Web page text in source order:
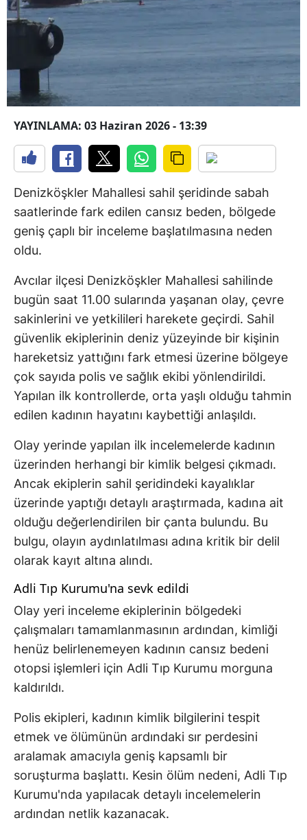
YAYINLAMA: 03 Haziran 2026 - 13:39
Denizköşkler Mahallesi sahil şeridinde sabah
saatlerinde fark edilen cansız beden, bölgede
geniş çaplı bir inceleme başlatılmasına neden
oldu.
Avcılar ilçesi Denizköşkler Mahallesi sahilinde
bugün saat 11.00 sularında yaşanan olay, çevre
sakinlerini ve yetkilileri harekete geçirdi. Sahil
güvenlik ekiplerinin deniz yüzeyinde bir kişinin
hareketsiz yattığını fark etmesi üzerine bölgeye
çok sayıda polis ve sağlık ekibi yönlendirildi.
Yapılan ilk kontrollerde, orta yaşlı olduğu tahmin
edilen kadının hayatını kaybettiği anlaşıldı.
Olay yerinde yapılan ilk incelemelerde kadının
üzerinden herhangi bir kimlik belgesi çıkmadı.
Ancak ekiplerin sahil şeridindeki kayalıklar
üzerinde yaptığı detaylı araştırmada, kadına ait
olduğu değerlendirilen bir çanta bulundu. Bu
bulgu, olayın aydınlatılması adına kritik bir delil
olarak kayıt altına alındı.
Adli Tıp Kurumu'na sevk edildi
Olay yeri inceleme ekiplerinin bölgedeki
çalışmaları tamamlanmasının ardından, kimliği
henüz belirlenemeyen kadının cansız bedeni
otopsi işlemleri için Adli Tıp Kurumu morguna
kaldırıldı.
Polis ekipleri, kadının kimlik bilgilerini tespit
etmek ve ölümünün ardındaki sır perdesini
aralamak amacıyla geniş kapsamlı bir
soruşturma başlattı. Kesin ölüm nedeni, Adli Tıp
Kurumu'nda yapılacak detaylı incelemelerin
ardından netlik kazanacak.